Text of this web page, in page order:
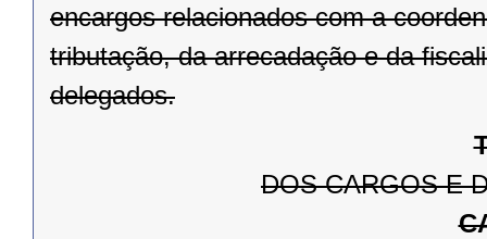
encargos relacionados com a
tributação, da arrecadação e da
delegados.
DOS CARGOS E